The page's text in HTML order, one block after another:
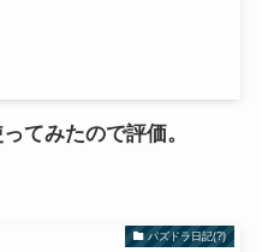
てみたので評価。
パズドラ日記(?)